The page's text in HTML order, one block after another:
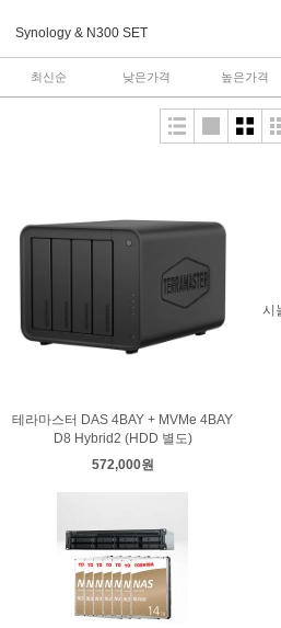
Synology & N300 SET
최신순 낮은가격 높은가격
테라마스터 DAS 4BAY + MVMe 4BAY
D8 Hybrid2 (HDD 별도)
572,000원
시